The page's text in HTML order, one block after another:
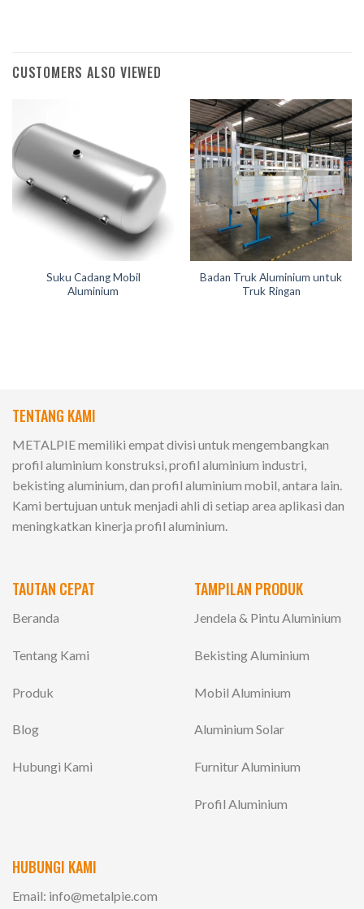
CUSTOMERS ALSO VIEWED
Suku Cadang Mobil
Aluminium
Badan Truk Aluminium untuk
Truk Ringan
TENTANG KAMI
METALPIE memiliki empat divisi untuk mengembangkan
profil aluminium konstruksi, profil aluminium industri,
bekisting aluminium, dan profil aluminium mobil, antara lain.
Kami bertujuan untuk menjadi ahli di setiap area aplikasi dan
meningkatkan kinerja profil aluminium.
TAUTAN CEPAT
Beranda
Tentang Kami
Produk
Blog
Hubungi Kami
TAMPILAN PRODUK
Jendela & Pintu Aluminium
Bekisting Aluminium
Mobil Aluminium
Aluminium Solar
Furnitur Aluminium
Profil Aluminium
HUBUNGI KAMI
Email: info@metalpie.com